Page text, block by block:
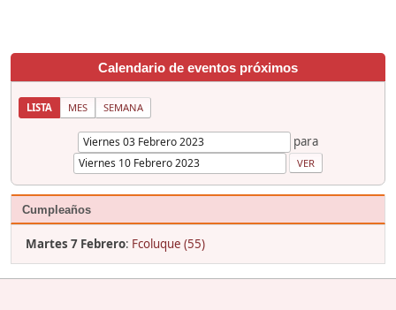
Calendario de eventos próximos
LISTA MES SEMANA
para
Cumpleaños
Martes 7 Febrero: Fcoluque (55)